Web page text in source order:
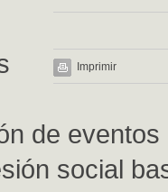
Imprimir
de eventos
social